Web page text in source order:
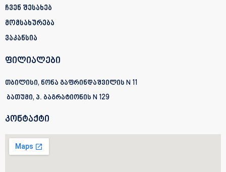
ჩვენ შესახებ
მომსახურება
ვაკანსია
ფილიალები
თბილისი, ნონა გაფრინდაშვილის N 11
ბათუმი, პ. ბაგრატიონის N 129
კონტაქტი